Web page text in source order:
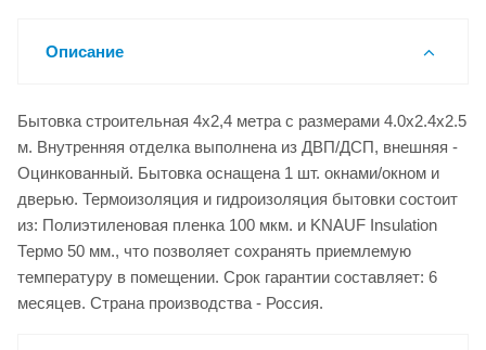
Описание
Бытовка строительная 4х2,4 метра с размерами 4.0x2.4x2.5
м. Внутренняя отделка выполнена из ДВП/ДСП, внешняя -
Оцинкованный. Бытовка оснащена 1 шт. окнами/окном и
дверью. Термоизоляция и гидроизоляция бытовки состоит
из: Полиэтиленовая пленка 100 мкм. и KNAUF Insulation
Термо 50 мм., что позволяет сохранять приемлемую
температуру в помещении. Срок гарантии составляет: 6
месяцев. Страна производства - Россия.